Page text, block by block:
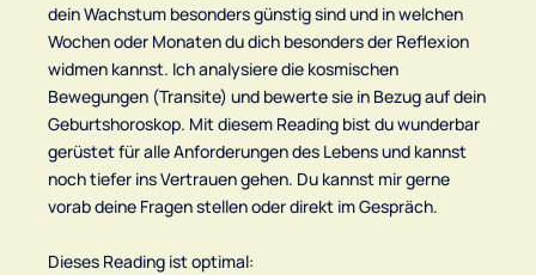
dein Wachstum besonders günstig sind und in welchen
Wochen oder Monaten du dich besonders der Reflexion
widmen kannst. Ich analysiere die kosmischen
Bewegungen (Transite) und bewerte sie in Bezug auf dein
Geburtshoroskop. Mit diesem Reading bist du wunderbar
gerüstet für alle Anforderungen des Lebens und kannst
noch tiefer ins Vertrauen gehen. Du kannst mir gerne
vorab deine Fragen stellen oder direkt im Gespräch.
Dieses Reading ist optimal: